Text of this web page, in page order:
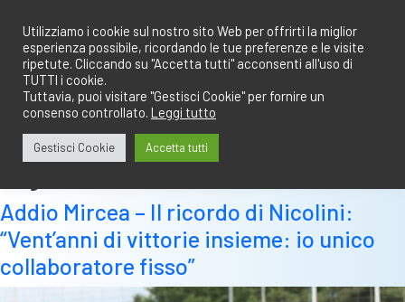
contenuto
Addio Mircea – Il ricordo di Nicolini:
“Vent’anni di vittorie insieme: io unico
collaboratore fisso”
Utilizziamo i cookie sul nostro sito Web per offrirti la miglior
esperienza possibile, ricordando le tue preferenze e le visite
ripetute. Cliccando su "Accetta tutti" acconsenti all'uso di
TUTTI i cookie.
Tuttavia, puoi visitare "Gestisci Cookie" per fornire un
consenso controllato. Leggi tutto
Gestisci Cookie Accetta tutti